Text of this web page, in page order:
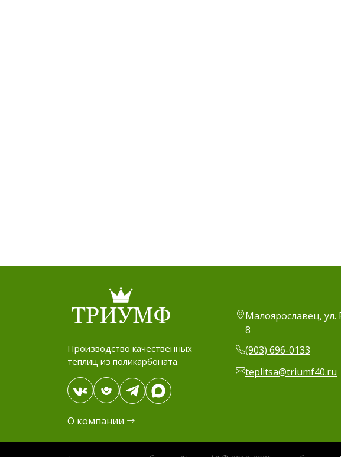
Производство качественных
теплиц из поликарбоната.
О компании
Малоярославец,
8
(903) 696-0133
teplitsa@triumf40.ru